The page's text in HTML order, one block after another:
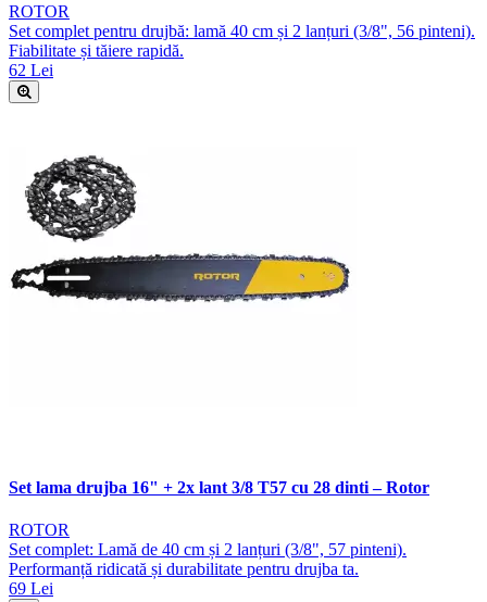
ROTOR
Set complet pentru drujbă: lamă 40 cm și 2 lanțuri (3/8", 56 pinteni).
Fiabilitate și tăiere rapidă.
62 Lei
Set lama drujba 16" + 2x lant 3/8 T57 cu 28 dinti – Rotor
ROTOR
Set complet: Lamă de 40 cm și 2 lanțuri (3/8", 57 pinteni).
Performanță ridicată și durabilitate pentru drujba ta.
69 Lei